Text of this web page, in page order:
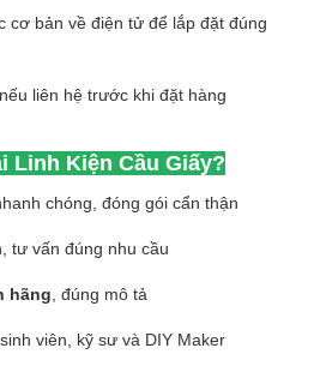
cơ bản về điện tử để lắp đặt đúng
liên hệ trước khi đặt hàng
Linh Kiện Cầu Giấy?
chóng, đóng gói cẩn thận
tư vấn đúng nhu cầu
hãng , đúng mô tả
viên, kỹ sư và DIY Maker